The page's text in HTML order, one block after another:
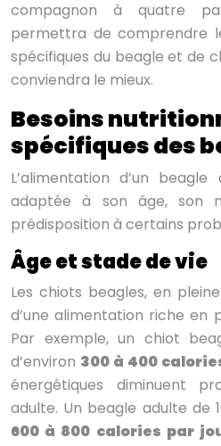
compagnon à quatre
permettra de comprendre
spécifiques du beagle et de
conviendra le mieux.
Besoins
spécifiques des
L’alimentation d’un
adaptée à son âge, son
prédisposition à certains
Âge et stade de vie
Les chiots beagles, en
d’une alimentation riche en
Par exemple, un chiot
d’environ 300 à 400
énergétiques diminuent
adulte. Un beagle adulte de
600 à 800 calories par